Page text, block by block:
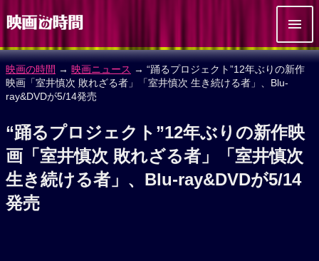
映画の時間 → 映画ニュース → “踊るプロジェクト”12年ぶりの新作
映画「室井慎次 敗れざる者」「室井慎次 生き続ける者」、Blu-
ray&DVDが5/14発売
“踊るプロジェクト”12年ぶりの新作映
画「室井慎次 敗れざる者」「室井慎次
生き続ける者」、Blu-ray&DVDが5/14
発売